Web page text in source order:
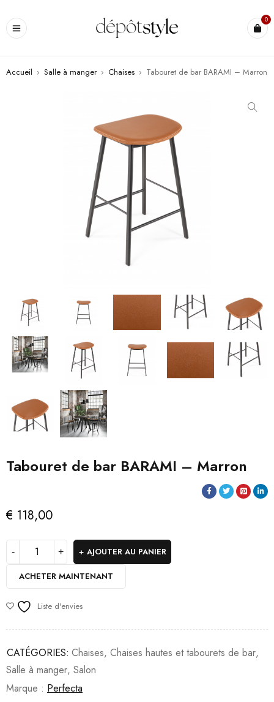
0
Accueil › Salle à manger › Chaises › Tabouret de bar BARAMI – Marron
Tabouret de bar BARAMI – Marron
€ 118,00
AJOUTER AU PANIER
ACHETER MAINTENANT
Liste d'envies
CATÉGORIES: Chaises, Chaises hautes et tabourets de bar,
Salle à manger, Salon
Marque : Perfecta